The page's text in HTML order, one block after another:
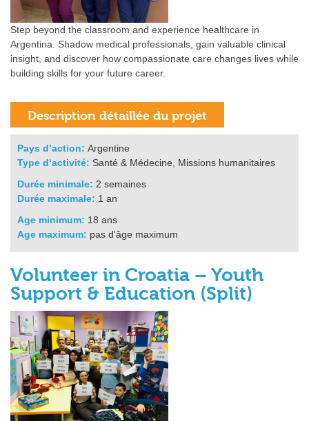
Step beyond the classroom and experience healthcare in
Argentina. Shadow medical professionals, gain valuable clinical
insight, and discover how compassionate care changes lives while
building skills for your future career.
Pays d’action: Argentine
Type d‘activité: Santé & Médecine, Missions humanitaires
Durée minimale: 2 semaines
Durée maximale: 1 an
Age minimum: 18 ans
Age maximum: pas d'âge maximum
Volunteer in Croatia – Youth
Support & Education (Split)